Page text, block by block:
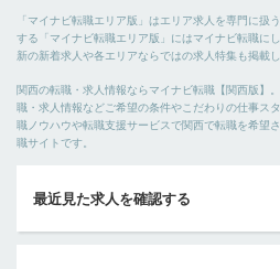
「マイナビ転職エリア版」はエリア求人を専門に扱
する「マイナビ転職エリア版」にはマイナビ転職に
新の新着求人や各エリアならではの求人特集も掲載し
関西の転職・求人情報ならマイナビ転職【関西版】
職・求人情報などご希望の条件やこだわりの仕事ス
職ノウハウや転職支援サービスで関西で転職を希望
職サイトです。
最近見た求人を確認する